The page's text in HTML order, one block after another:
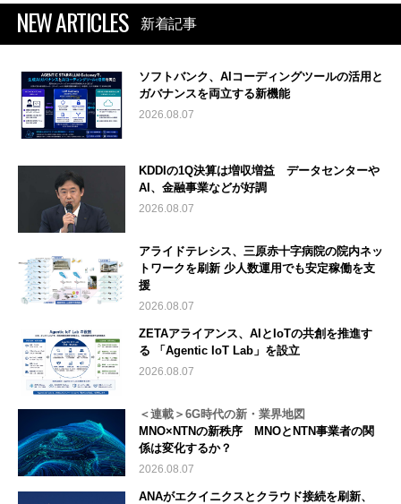
NEW ARTICLES 新着記事
ソフトバンク、AIコーディングツールの活用と
ガバナンスを両立する新機能
2026.08.07
KDDIの1Q決算は増収増益 データセンターや
AI、金融事業などが好調
2026.08.07
アライドテレシス、三原赤十字病院の院内ネッ
トワークを刷新 少人数運用でも安定稼働を支
援
2026.08.07
ZETAアライアンス、AIとIoTの共創を推進す
る 「Agentic IoT Lab」を設立
2026.08.07
＜連載＞6G時代の新・業界地図
MNO×NTNの新秩序 MNOとNTN事業者の関
係は変化するか？
2026.08.07
ANAがエクイニクスとクラウド接続を刷新、